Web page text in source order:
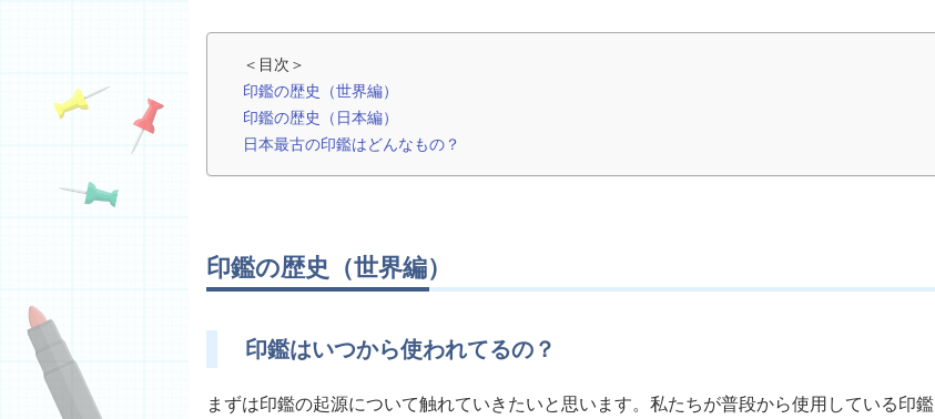
＜目次＞
印鑑の歴史（世界編）
印鑑の歴史（日本編）
日本最古の印鑑はどんなもの？
印鑑の歴史（世界編）
印鑑はいつから使われてるの？
まずは印鑑の起源について触れていきたいと思います。私たちが普段から使用している印鑑